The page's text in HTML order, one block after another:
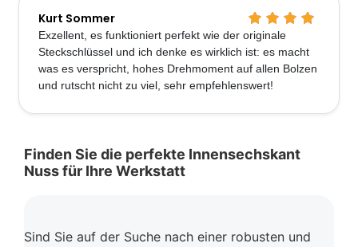
Kurt Sommer
Exzellent, es funktioniert perfekt wie der originale
Steckschlüssel und ich denke es wirklich ist: es macht
was es verspricht, hohes Drehmoment auf allen Bolzen
und rutscht nicht zu viel, sehr empfehlenswert!
Finden Sie die perfekte Innensechskant
Nuss für Ihre Werkstatt
Sind Sie auf der Suche nach einer robusten und